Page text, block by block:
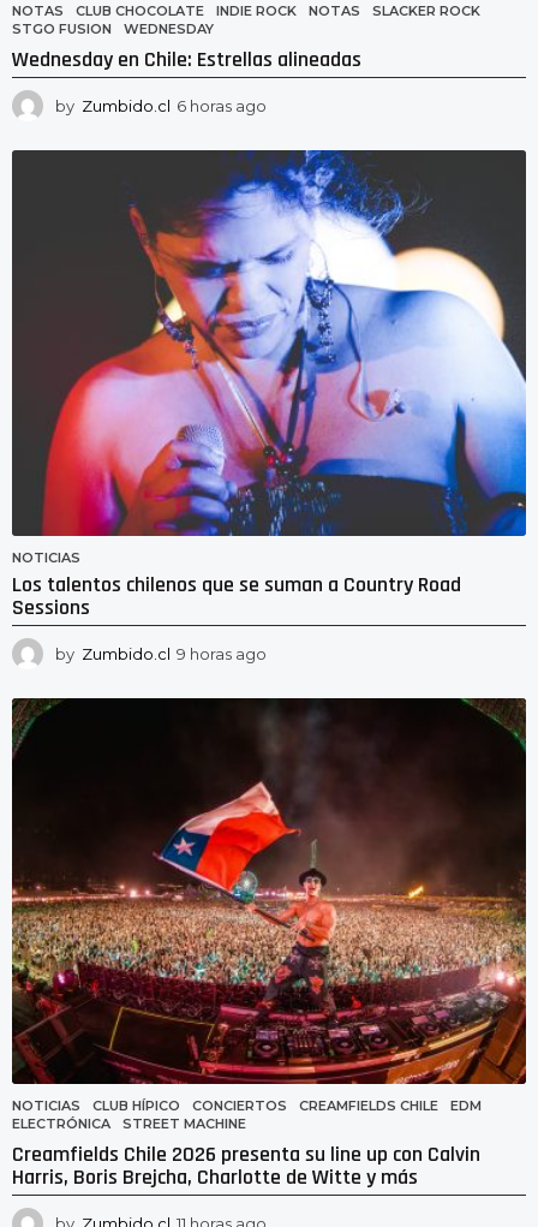
NOTAS CLUB CHOCOLATE ,INDIE ROCK ,NOTAS ,SLACKER ROCK
STGO FUSION
,WEDNESDAY
Wednesday en Chile: Estrellas alineadas
by Zumbido.cl 6 horas ago
o
r
a
g
o
NOTICIAS
Los talentos chilenos que se suman a Country Road
Sessions
by Zumbido.cl 9 horas ago
o
a
g
o
NOTICIAS CLUB HÍPICO ,CONCIERTOS ,CREAMFIELDS CHILE ,EDM
ELECTRÓNICA
,STREET MACHINE
Creamfields Chile 2026 presenta su line up con Calvin
Harris, Boris Brejcha, Charlotte de Witte y más